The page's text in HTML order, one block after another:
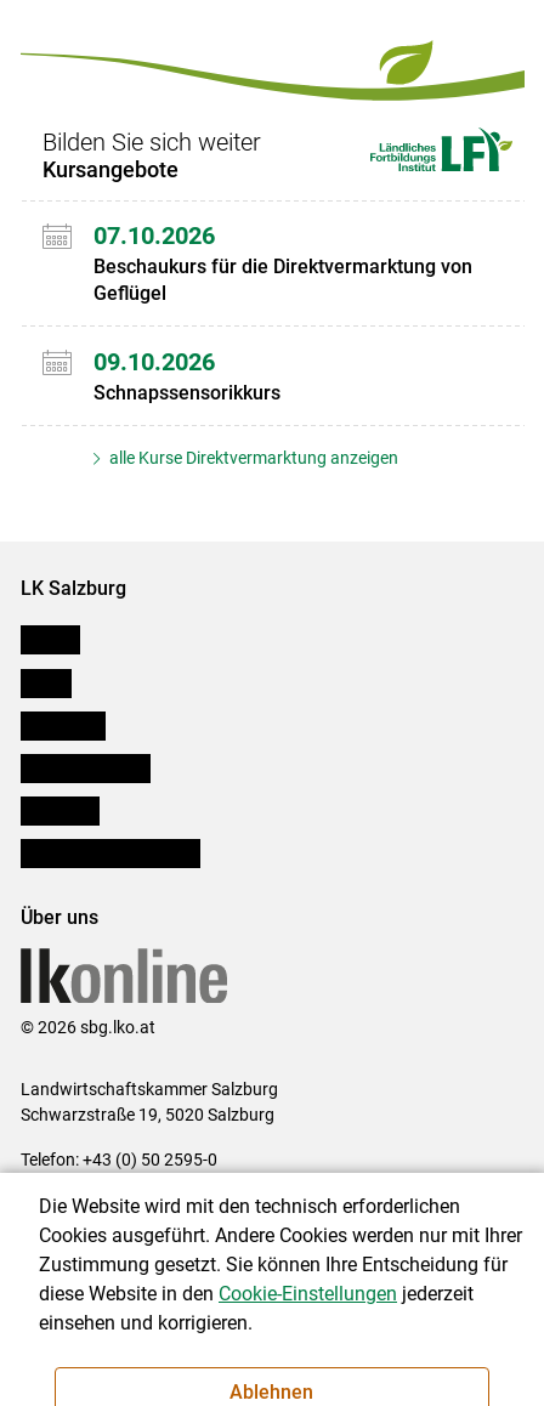
Bilden Sie sich weiter
Kursangebote
07.10.2026
Beschaukurs für die Direktvermarktung von
Geflügel
09.10.2026
Schnapssensorikkurs
alle Kurse Direktvermarktung anzeigen
LK Salzburg
Über uns
© 2026 sbg.lko.at
Landwirtschaftskammer Salzburg
Schwarzstraße 19, 5020 Salzburg
Telefon: +43 (0) 50 2595-0
Impressum|Kontakt|Datenschutzerklärung|Barrierefreiheit|
Cookie-Einstellungen
NEWSLETTER
Die Website wird mit den technisch erforderlichen
Cookies ausgeführt. Andere Cookies werden nur mit Ihrer
Zustimmung gesetzt. Sie können Ihre Entscheidung für
diese Website in den Cookie-Einstellungen jederzeit
einsehen und korrigieren.
Ablehnen